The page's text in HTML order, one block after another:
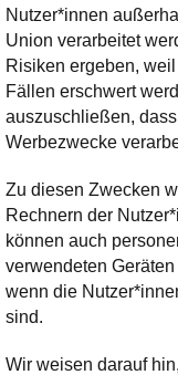
Nutzer*innen
Union verarbeitet
Risiken ergeben,
Fällen erschwert
auszuschließen,
Werbezwecke
Zu diesen Zwecken
Rechnern der
können auch
verwendeten
wenn die
sind.
Wir weisen darauf